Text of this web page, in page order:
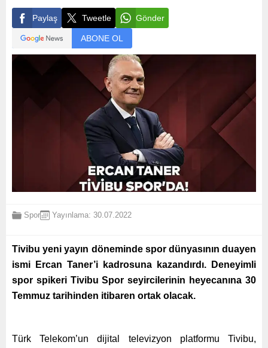
Paylaş Tweetle Gönder
ABONE OL
Spor Yayınlama: 30.07.2022
Tivibu yeni yayın döneminde spor dünyasının duayen
ismi Ercan Taner’i kadrosuna kazandırdı. Deneyimli
spor spikeri Tivibu Spor seyircilerinin heyecanına 30
Temmuz tarihinden itibaren ortak olacak.
Türk Telekom’un dijital televizyon platformu Tivibu,